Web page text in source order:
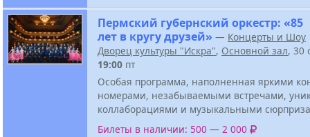
Пермский губернский оркестр: «85
лет в кругу друзей» — Концерты и Шоу
Дворец культуры "Искра", Основной зал, 30
19:00 пт
Особая программа, наполненная яркими
номерами, незабываемыми встречами,
коллаборациями и музыкальными
Билеты в наличии: 500 — 2 000